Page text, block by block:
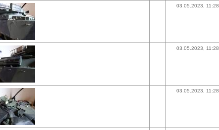
03.05.2023, 11:28
03.05.2023, 11:28
03.05.2023, 11:28